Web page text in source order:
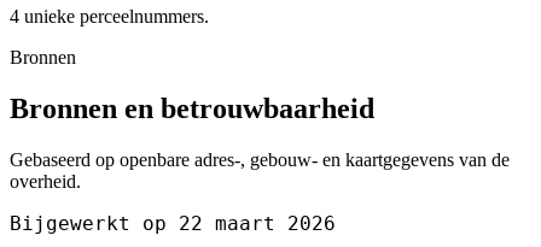
4 unieke perceelnummers.
Bronnen
Bronnen en betrouwbaarheid
Gebaseerd op openbare adres-, gebouw- en kaartgegevens van de
overheid.
Bijgewerkt op 22 maart 2026